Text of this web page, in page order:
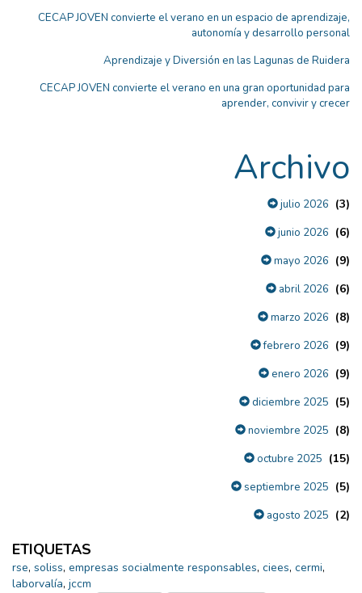
CECAP JOVEN convierte el verano en un espacio de aprendizaje,
autonomía y desarrollo personal
Aprendizaje y Diversión en las Lagunas de Ruidera
CECAP JOVEN convierte el verano en una gran oportunidad para
aprender, convivir y crecer
Archivo
julio 2026 (3)
junio 2026 (6)
mayo 2026 (9)
abril 2026 (6)
marzo 2026 (8)
febrero 2026 (9)
enero 2026 (9)
diciembre 2025 (5)
noviembre 2025 (8)
octubre 2025 (15)
septiembre 2025 (5)
agosto 2025 (2)
ETIQUETAS
rse, soliss, empresas socialmente responsables, ciees, cermi,
laborvalía, jccm